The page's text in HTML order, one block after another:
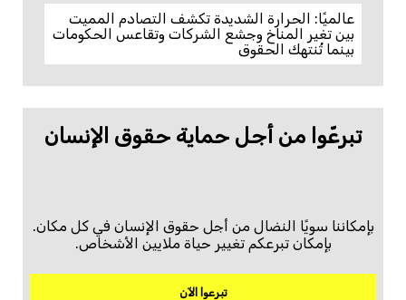
عالميًا: الحرارة الشديدة تكشف التصادم المميت
بين تغير المناخ وجشع الشركات وتقاعس الحكومات
بينما تُنتهك الحقوق
تبرعّوا من أجل حماية حقوق الإنسان
بإمكاننا سويًا النضال من أجل حقوق الإنسان في كل مكان.
بإمكان تبرعكم تغيير حياة ملايين الأشخاص.
تبرعوا الآن